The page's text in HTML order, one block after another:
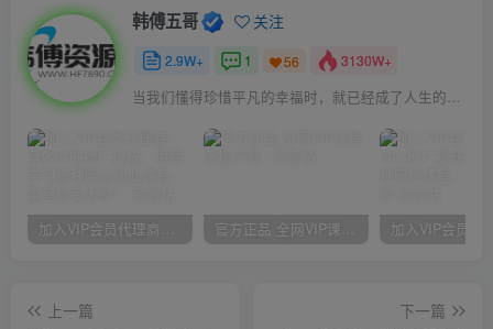
韩傅五哥 关注
2.9W+ 1 56 3130W+
当我们懂得珍惜平凡的幸福时，就已经成了人生的赢家
加入VIP会员代理商，享90%的推广提成，免费学习多种网上创业课程，菜鸟秒变大神！ 官方正品 全网VIP课程 无损下载~
上一篇
下一篇